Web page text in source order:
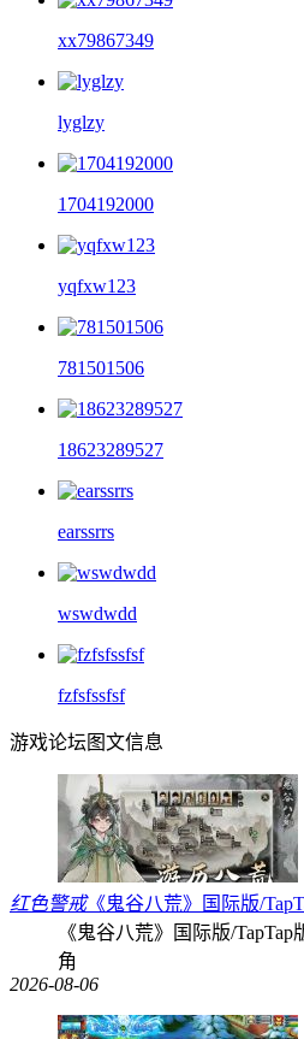
xx79867349
lyglzy
1704192000
yqfxw123
781501506
18623289527
earssrrs
wswdwdd
fzfsfssfsf
游戏论坛图文信息
红色警戒《鬼谷八荒》国际版/
《鬼谷八荒》国际版/
角
2026-08-06